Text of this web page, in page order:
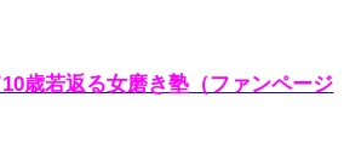
歳若返る女磨き塾（ファンページ